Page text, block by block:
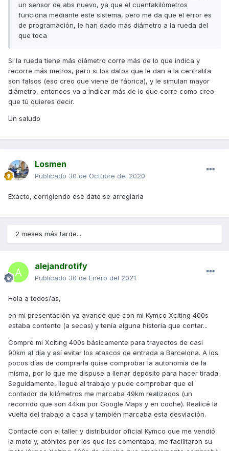
un sensor de abs nuevo, ya que el cuentakilómetros
funciona mediante este sistema, pero me da que el error es
de programación, le han dado más diámetro a la rueda del
que toca
Si la rueda tiene más diámetro corre más de lo que indica y
recorre más metros, pero si los datos que le dan a la centralita
son falsos (eso creo que viene de fábrica), y le simulan mayor
diámetro, entonces va a indicar más de lo que corre como creo
que tú quieres decir.
Un saludo
Losmen
Publicado 30 de Octubre del 2020
Exacto, corrigiendo ese dato se arreglaría
2 meses más tarde...
alejandrotify
Publicado 30 de Enero del 2021
Hola a todos/as,
en mi presentación ya avancé que con mi Kymco Xciting 400s
estaba contento (a secas) y tenía alguna historia que contar...
Compré mi Xciting 400s básicamente para trayectos de casi
90km al día y así evitar los atascos de entrada a Barcelona. A los
pocos días de comprarla quise comprobar la autonomía de la
misma, por lo que me dispuse a llenar depósito para hacer tirada.
Seguidamente, llegué al trabajo y pude comprobar que el
contador de kilómetros me marcaba 49km realizados (un
recorrido que son 44km por Google Maps y en coche). Realicé la
vuelta del trabajo a casa y también marcaba esta desviación.
Contacté con el taller y distribuidor oficial Kymco que me vendió
la moto y, atónitos por los que les comentaba, me facilitaron su